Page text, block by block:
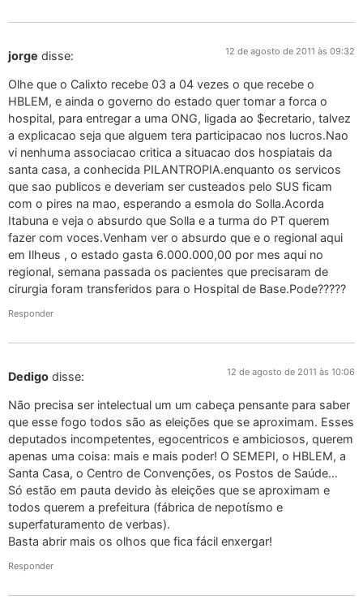
jorge disse: 12 de agosto de 2011 às 09:32
Olhe que o Calixto recebe 03 a 04 vezes o que recebe o
HBLEM, e ainda o governo do estado quer tomar a forca o
hospital, para entregar a uma ONG, ligada ao $ecretario, talvez
a explicacao seja que alguem tera participacao nos lucros.Nao
vi nenhuma associacao critica a situacao dos hospiatais da
santa casa, a conhecida PILANTROPIA.enquanto os servicos
que sao publicos e deveriam ser custeados pelo SUS ficam
com o pires na mao, esperando a esmola do Solla.Acorda
Itabuna e veja o absurdo que Solla e a turma do PT querem
fazer com voces.Venham ver o absurdo que e o regional aqui
em Ilheus , o estado gasta 6.000.000,00 por mes aqui no
regional, semana passada os pacientes que precisaram de
cirurgia foram transferidos para o Hospital de Base.Pode?????
Responder
Dedigo disse: 12 de agosto de 2011 às 10:06
Não precisa ser intelectual um um cabeça pensante para saber
que esse fogo todos são as eleições que se aproximam. Esses
deputados incompetentes, egocentricos e ambiciosos, querem
apenas uma coisa: mais e mais poder! O SEMEPI, o HBLEM, a
Santa Casa, o Centro de Convenções, os Postos de Saúde…
Só estão em pauta devido às eleições que se aproximam e
todos querem a prefeitura (fábrica de nepotísmo e
superfaturamento de verbas).
Basta abrir mais os olhos que fica fácil enxergar!
Responder